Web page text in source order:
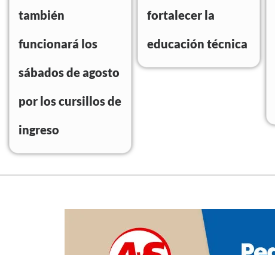
también
funcionará los
sábados de agosto
por los cursillos de
ingreso
fortalecer la
educación técnica